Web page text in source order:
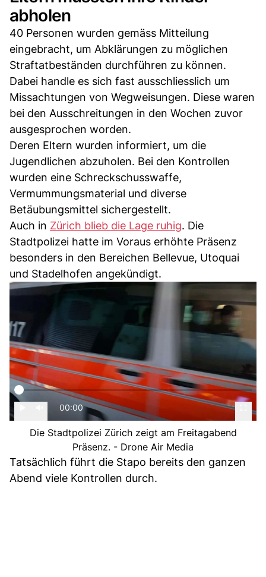
abholen
40 Personen wurden gemäss Mitteilung
eingebracht, um Abklärungen zu möglichen
Straftatbeständen durchführen zu können.
Dabei handle es sich fast ausschliesslich um
Missachtungen von Wegweisungen. Diese waren
bei den Ausschreitungen in den Wochen zuvor
ausgesprochen worden.
Deren Eltern wurden informiert, um die
Jugendlichen abzuholen. Bei den Kontrollen
wurden eine Schreckschusswaffe,
Vermummungsmaterial und diverse
Betäubungsmittel sichergestellt.
Auch in Zürich blieb die Lage ruhig. Die
Stadtpolizei hatte im Voraus erhöhte Präsenz
besonders in den Bereichen Bellevue, Utoquai
und Stadelhofen angekündigt.
00:00
Die Stadtpolizei Zürich zeigt am Freitagabend
Präsenz. - Drone Air Media
Tatsächlich führt die Stapo bereits den ganzen
Abend viele Kontrollen durch.